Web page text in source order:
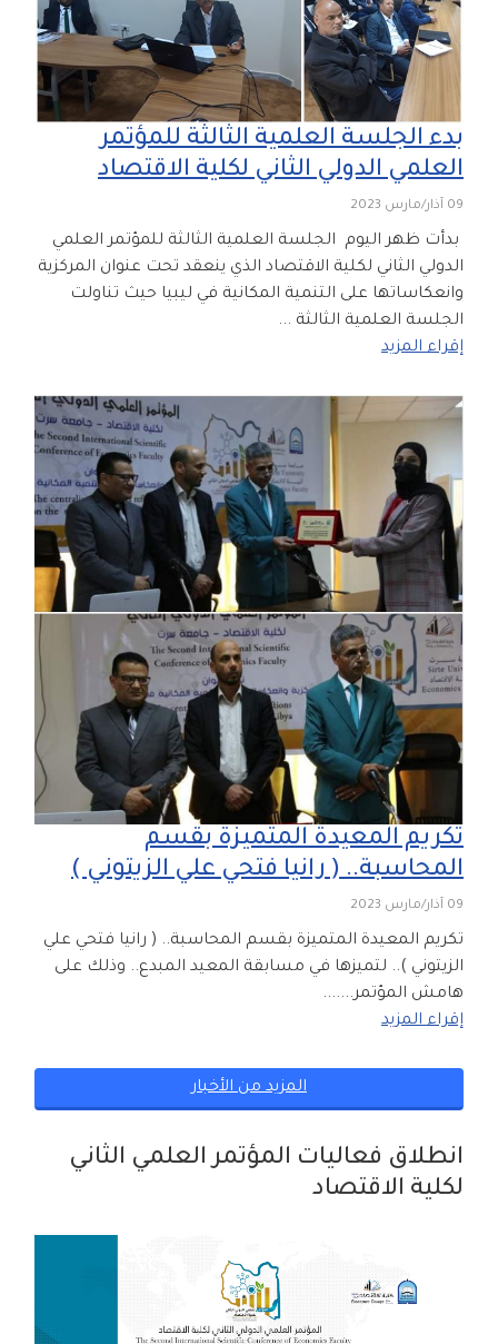
بدء الجلسة العلمية الثالثة للمؤتمر
العلمي الدولي الثاني لكلية الاقتصاد
09 آذار/مارس 2023
بدأت ظهر اليوم الجلسة العلمية الثالثة للمؤتمر العلمي
الدولي الثاني لكلية الاقتصاد الذي ينعقد تحت عنوان المركزية
وانعكاساتها على التنمية المكانية في ليبيا حيث تناولت
الجلسة العلمية الثالثة ...
إقراء المزيد
تكريم المعيدة المتميزة بقسم
المحاسبة.. ( رانيا فتحي علي الزيتوني )
09 آذار/مارس 2023
تكريم المعيدة المتميزة بقسم المحاسبة.. ( رانيا فتحي علي
الزيتوني ).. لتميزها في مسابقة المعيد المبدع.. وذلك على
هامش المؤتمر.......
إقراء المزيد
المزيد من الأخبار
انطلاق فعاليات المؤتمر العلمي الثاني
لكلية الاقتصاد